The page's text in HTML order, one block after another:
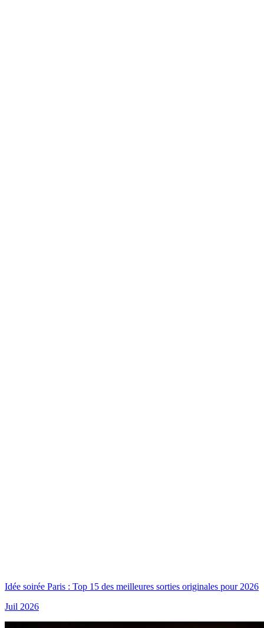
Idée soirée Paris : Top 15 des meilleures sorties originales pour 2026
Juil 2026